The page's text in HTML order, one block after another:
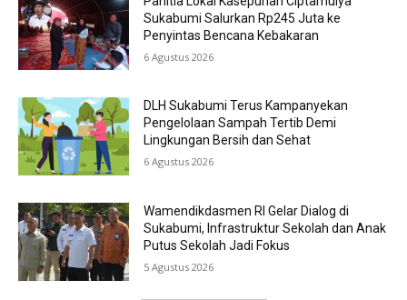
Sukabumi Salurkan Rp245 Juta ke
Penyintas Bencana Kebakaran
6 Agustus 2026
DLH Sukabumi Terus Kampanyekan
Pengelolaan Sampah Tertib Demi
Lingkungan Bersih dan Sehat
6 Agustus 2026
Wamendikdasmen RI Gelar Dialog di
Sukabumi, Infrastruktur Sekolah dan Anak
Putus Sekolah Jadi Fokus
5 Agustus 2026